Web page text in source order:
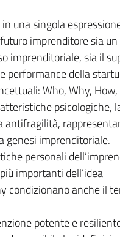
una singola
imprenditore sia
imprenditoriale, sia il
performance della
Who, Why,
psicologiche,
antifragilità,
genesi imprenditoriale.
personali
importanti dell’idea
condizionano anche il
potente e